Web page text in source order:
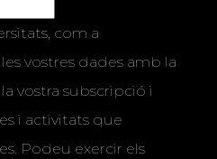
com a
vostres dades amb la
vostra subscripció i
i activitats que
Podeu exercir els